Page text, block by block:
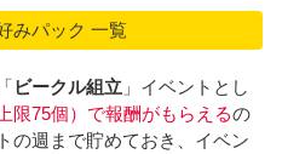
みパック 一覧
ビークル組立 」イベントとし
限75個）で報酬がもらえるの
の週まで貯めておき、イベン